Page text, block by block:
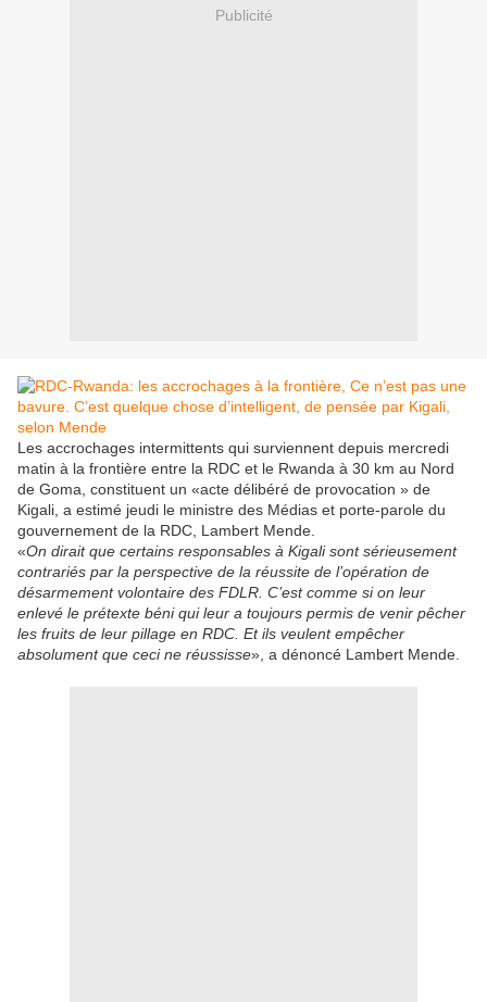
Publicité
Les accrochages intermittents qui surviennent depuis mercredi
matin à la frontière entre la RDC et le Rwanda à 30 km au Nord
de Goma, constituent un «acte délibéré de provocation » de
Kigali, a estimé jeudi le ministre des Médias et porte-parole du
gouvernement de la RDC, Lambert Mende.
«On dirait que certains responsables à Kigali sont sérieusement
contrariés par la perspective de la réussite de l’opération de
désarmement volontaire des FDLR. C’est comme si on leur
enlevé le prétexte béni qui leur a toujours permis de venir pêcher
les fruits de leur pillage en RDC. Et ils veulent empêcher
absolument que ceci ne réussisse», a dénoncé Lambert Mende.